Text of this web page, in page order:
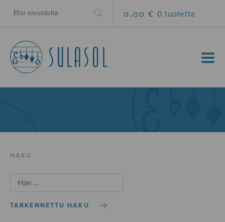
0.00 € 0 tuotetta
MENU
HAKU
TARKENNETTU HAKU